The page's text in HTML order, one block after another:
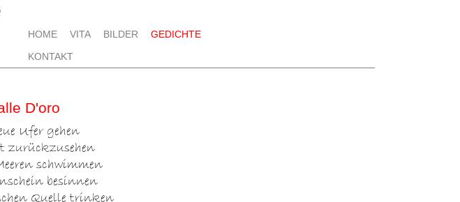
HOME VITA BILDER
GEDICHTE
KONTAKT
D'oro
Ufer gehen
zurückzusehen
schwimmen
besinnen
Quelle trinken